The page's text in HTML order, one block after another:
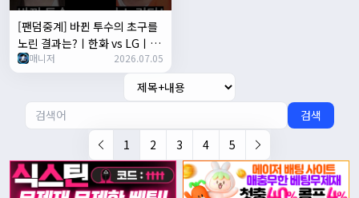
[팬덤중계] 바뀐 투수의 초구를
노린 결과는?ㅣ한화 vs LGㅣ
#shortsㅣTVINGSPORTS
매니저 2026.07.05
검색
1
2 3 4 5